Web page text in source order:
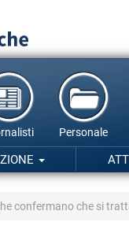
Personale
confermano che si